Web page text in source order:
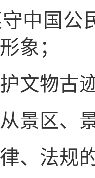
中国公
象；
物古迹
区、景
法规